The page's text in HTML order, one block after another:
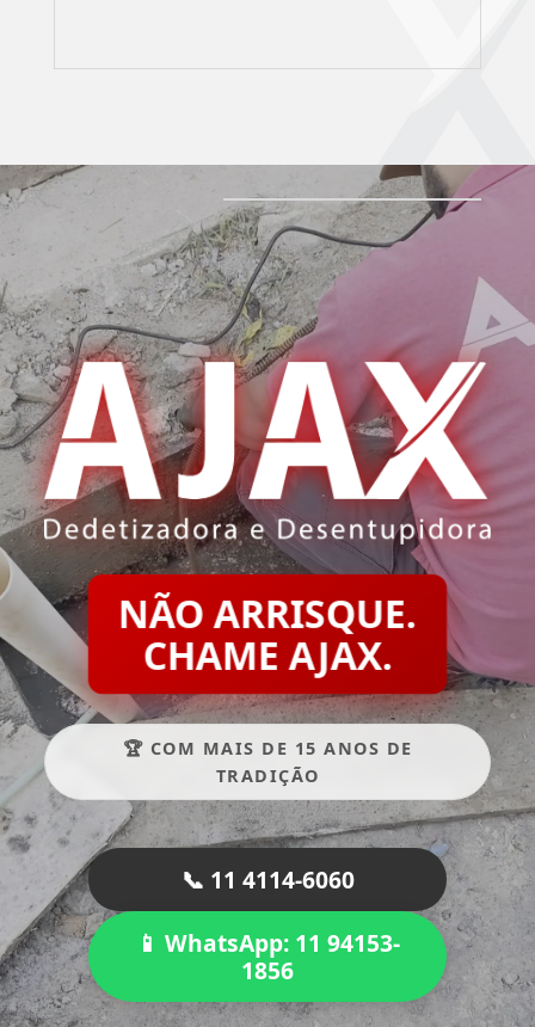
NÃO ARRISQUE.
CHAME AJAX.
🏆 COM MAIS DE 15 ANOS DE
TRADIÇÃO
📞 11 4114-6060
📱 WhatsApp: 11 94153-
1856